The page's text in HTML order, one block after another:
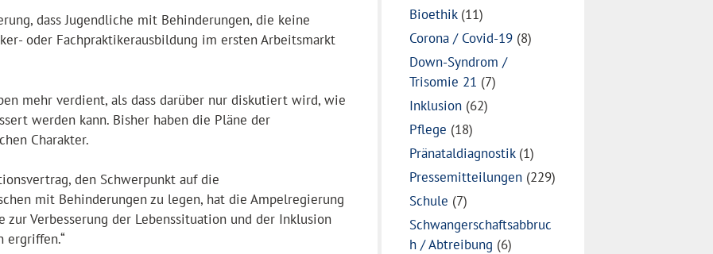
dass Jugendliche mit Behinderungen, die keine
oder Fachpraktikerausbildung im ersten Arbeitsmarkt
mehr verdient, als dass darüber nur diskutiert wird, wie
werden kann. Bisher haben die Pläne der
Charakter.
den Schwerpunkt auf die
mit Behinderungen zu legen, hat die Ampelregierung
Verbesserung der Lebenssituation und der Inklusion
ergriffen.“
Bioethik(11)
Corona / Covid-19 (8)
Down-Syndrom /
Trisomie 21 (7)
Inklusion (62)
Pflege (18)
Pränataldiagnostik(1)
Pressemitteilungen (229)
Schule (7)
Schwangerschaftsabbruc
h / Abtreibung (6)